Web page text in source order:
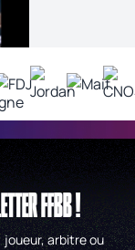
FFBB !
joueur, arbitre ou